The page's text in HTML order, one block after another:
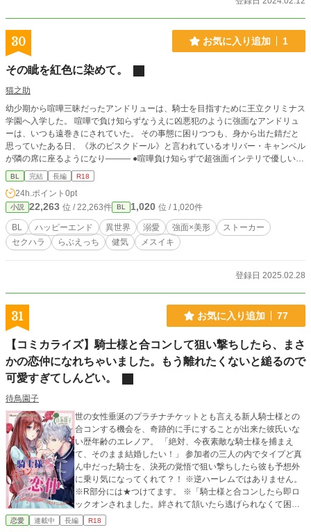
め 無理矢理 媚薬 ※毎日更新、もうじき完結
30 お気に入り追加 1
その眦を紅色に染めて。
猫之助
幼少期から喧嘩三昧だったアンドリューは、騎士を目指すために王立クリミナス
学園へ入学した。 喧嘩で負け知らずなうえに凶悪犯のように強面なアンドリュ
ーは、いつも遠巻きにされていた。 その事態に困りつつも、身から出た錆だと
思っていたある日、《氷のビスクドール》と言われているオリバー・キャンベル
が隣の席に座るようになり――― ●喧嘩負け知らずで超強面インテリで優しいけ
どセックスはオラつく攻 ●無表情だけど内心乙女な高嶺の花でストーカー気味な
健気受 ※R18は予告なく入ります。
BL 完結 長編 R18
24h.ポイント 0pt
小説 22,263 位 / 22,263件 BL 1,020 位 / 1,020件
BL ハッピーエンド 異世界 溺愛 強面×美形
ストーカー
セクハラ
らぶえっち 健気 メスイキ
登録日 2025.02.28
31 お気に入り追加 77
【コミカライズ】騎士様と合コンして狙い撃ちしたら、まさ
かの恋仲になれちゃいました。もう離れたくないと縋るので
可愛すぎてしんどい。
待鳥園子
世の女性垂涎のプラチナチケットとも言える新人騎士様との
合コンする機会を、奇跡的に手にすることが出来た彼氏いな
い歴年齢のエレノア。 「絶対、今夜素敵な騎士様を捕まえ
て、そのまま結婚したい！」 参加者の三人の内でタイプど真
ん中だった騎士を、決死の覚悟で狙い撃ちしたら彼も予想外
に乗り気になってくれて？！ ※逆ハーレムではありません。
※R部分には★つけてます。 ※「騎士様と合コンしたら即ロ
ックオンされました。絆されて頷いたら逃げられなくて困り
ます！」と同世界観なので、今回のヒーローは前作のヒーロ
恋愛 連載中 長編 R18